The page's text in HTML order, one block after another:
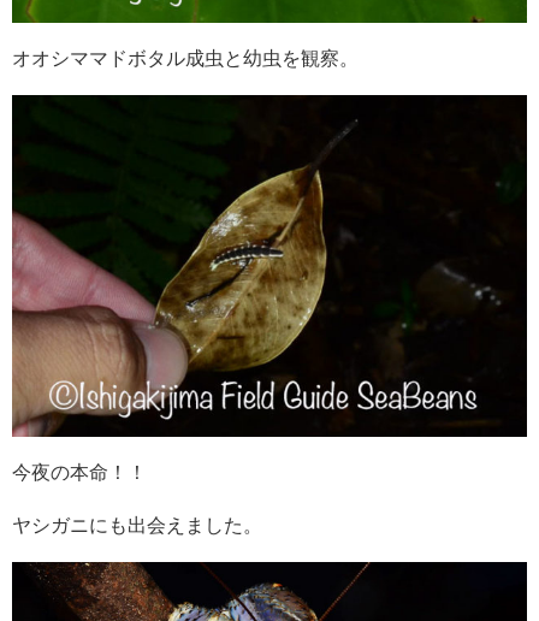
オオシママドボタル成虫と幼虫を観察。
今夜の本命！！
ヤシガニにも出会えました。